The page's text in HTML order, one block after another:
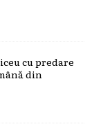
cu predare
din